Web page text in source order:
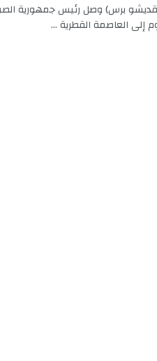
– 6 فبراير/شباط 2026 ( مقديشو برس) وصل رئيس جمهورية
إلى العاصمة القطرية ...